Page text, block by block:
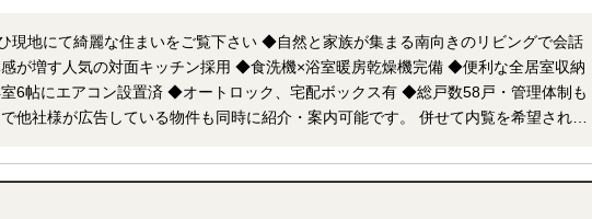
現地にて綺麗な住まいをご覧下さい ◆自然と家族が集まる南向きのリビングで会話
が増す人気の対面キッチン採用 ◆食洗機×浴室暖房乾燥機完備 ◆便利な全居室収納
6帖にエアコン設置済 ◆オートロック、宅配ボックス有 ◆総戸数58戸・管理体制も